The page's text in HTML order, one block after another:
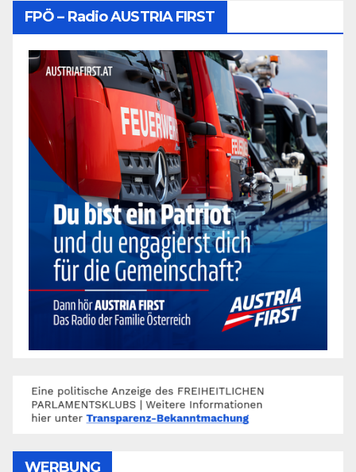
FPÖ – Radio AUSTRIA FIRST
WERBUNG